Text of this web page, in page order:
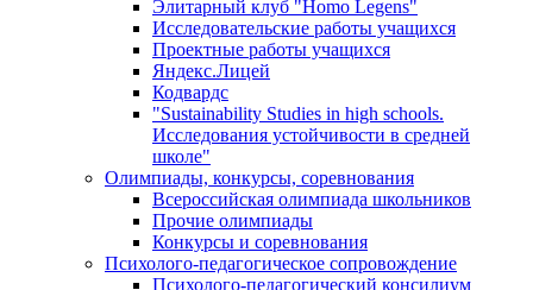
Элитарный клуб "Homo Legens"
Исследовательские работы учащихся
Проектные работы учащихся
Яндекс.Лицей
Кодвардс
"Sustainability Studies in high schools.
Исследования устойчивости в средней
школе"
Олимпиады, конкурсы, соревнования
Всероссийская олимпиада школьников
Прочие олимпиады
Конкурсы и соревнования
Психолого-педагогическое сопровождение
Психолого-педагогический консилиум